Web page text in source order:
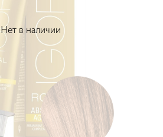
Нет в наличии